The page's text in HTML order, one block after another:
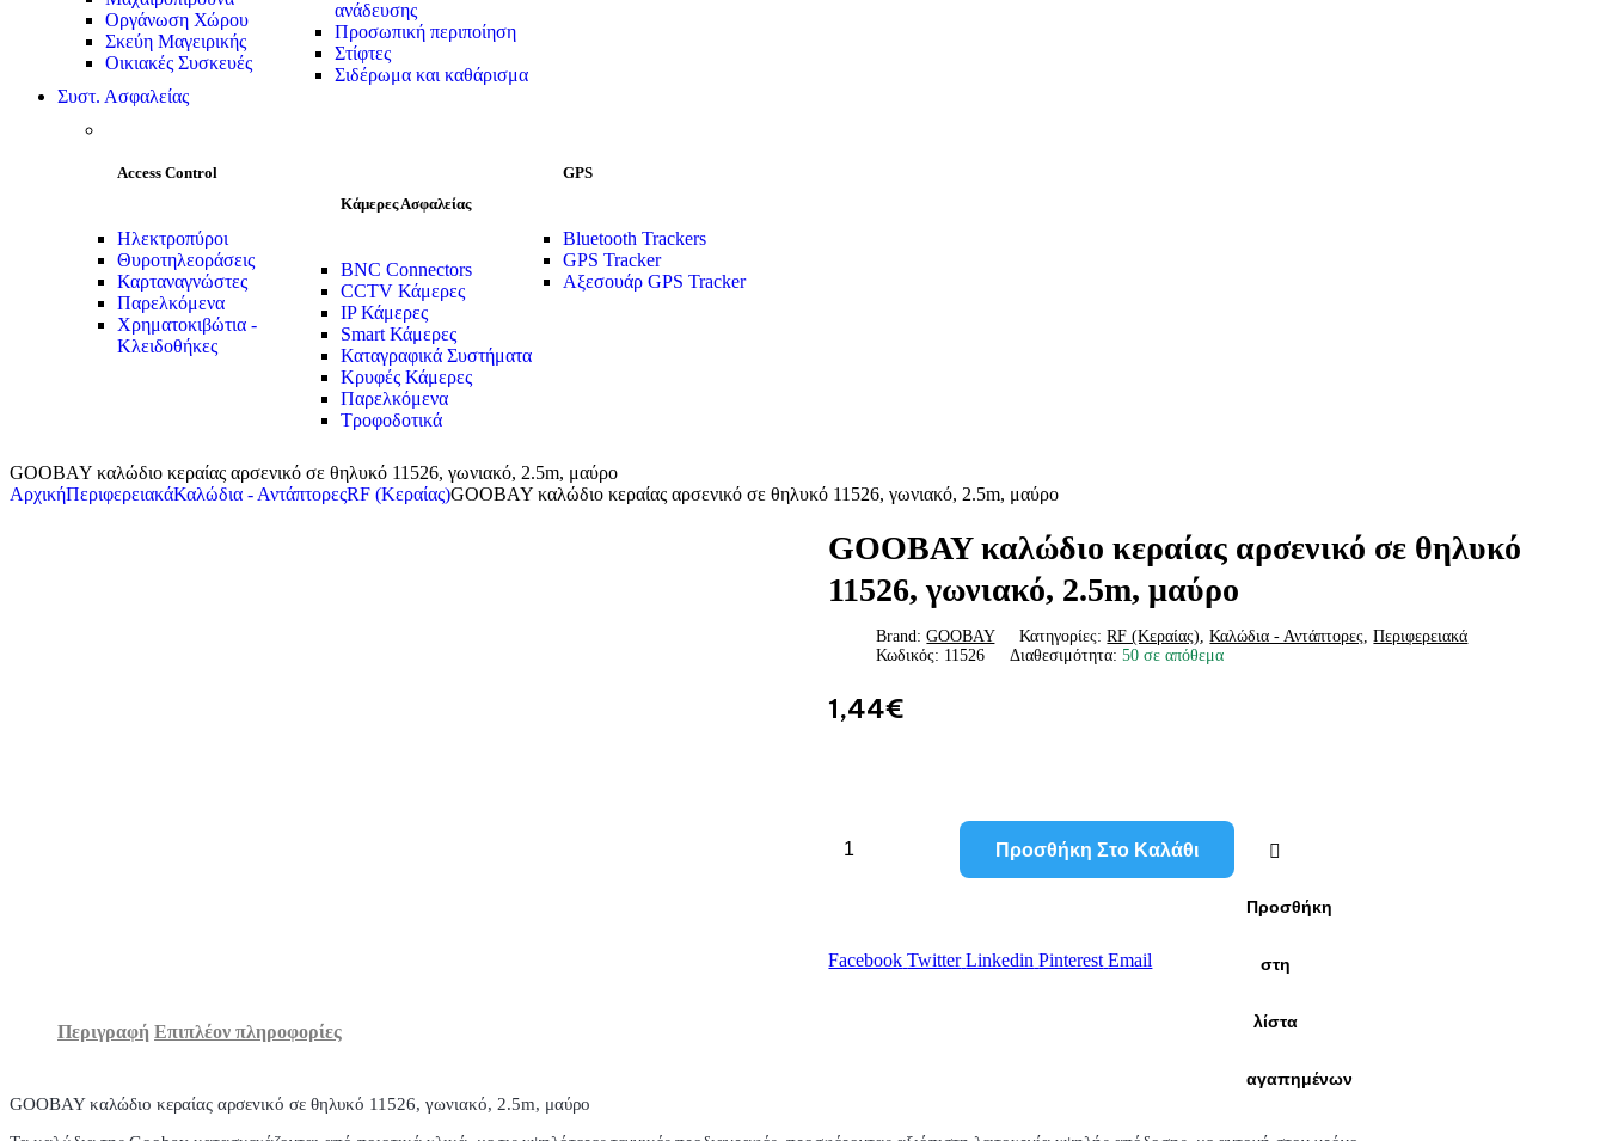
Οργάνωση Χώρου
Σκεύη Μαγειρικής
Οικιακές Συσκευές
ανάδευσης
Προσωπική περιποίηση
Στίφτες
Σιδέρωμα και καθάρισμα
Συστ. Ασφαλείας
Access Control
Ηλεκτροπύροι
Θυροτηλεοράσεις
Καρταναγνώστες
Παρελκόμενα
Χρηματοκιβώτια -
Κλειδοθήκες
Κάμερες Ασφαλείας
BNC Connectors
CCTV Κάμερες
IP Κάμερες
Smart Κάμερες
Καταγραφικά Συστήματα
Κρυφές Κάμερες
Παρελκόμενα
Τροφοδοτικά
GPS
Bluetooth Trackers
GPS Tracker
Αξεσουάρ GPS Tracker
GOOBAY καλώδιο κεραίας αρσενικό σε θηλυκό 11526, γωνιακό, 2.5m, μαύρο
ΑρχικήΠεριφερειακάΚαλώδια - ΑντάπτορεςRF (Κεραίας)GOOBAY καλώδιο κεραίας αρσενικό σε θηλυκό 11526, γωνιακό, 2.5m, μαύρο
GOOBAY καλώδιο κεραίας αρσενικό σε θηλυκό
11526, γωνιακό, 2.5m, μαύρο
Brand:GOOBAY Κατηγορίες: RF (Κεραίας),Καλώδια - Αντάπτορες,Περιφερειακά
Κωδικός: 11526 Διαθεσιμότητα: 50 σε απόθεμα
1,44€
Προσθήκη Στο Καλάθι
Προσθήκη
στη
λίστα
αγαπημένων
Facebook Twitter Linkedin Pinterest Email
Περιγραφή Επιπλέον πληροφορίες
GOOBAY καλώδιο κεραίας αρσενικό σε θηλυκό 11526, γωνιακό, 2.5m, μαύρο